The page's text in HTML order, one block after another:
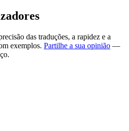
das traduções, a rapidez e a
exemplos. Partilhe a sua opinião —